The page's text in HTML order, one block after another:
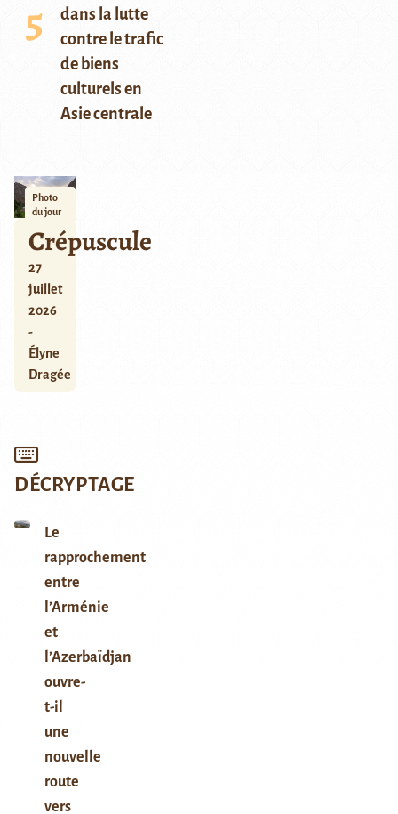
dans la lutte
contre le trafic
de biens
culturels en
Asie centrale
Photo
du jour
Crépuscule
27
juillet
2026
-
Élyne
Dragée
DÉCRYPTAGE
Le
rapprochement
entre
l’Arménie
et
l’Azerbaïdjan
ouvre-
t-il
une
nouvelle
route
vers